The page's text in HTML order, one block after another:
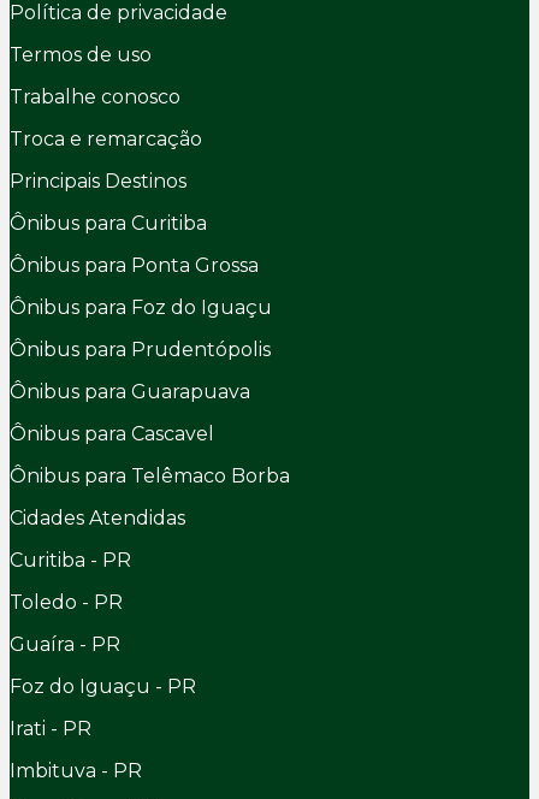
Política de privacidade
Termos de uso
Trabalhe conosco
Troca e remarcação
Principais Destinos
Ônibus para Curitiba
Ônibus para Ponta Grossa
Ônibus para Foz do Iguaçu
Ônibus para Prudentópolis
Ônibus para Guarapuava
Ônibus para Cascavel
Ônibus para Telêmaco Borba
Cidades Atendidas
Curitiba - PR
Toledo - PR
Guaíra - PR
Foz do Iguaçu - PR
Irati - PR
Imbituva - PR